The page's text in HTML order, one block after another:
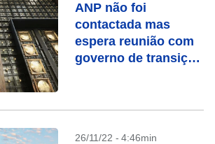
ANP não foi
contactada mas
espera reunião com
governo de transição
26/11/22 - 4:46min